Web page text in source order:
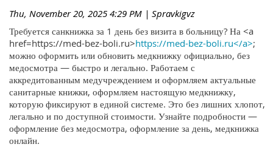
Thu, November 20, 2025 4:29 PM | Spravkigvz
Требуется санкнижка за 1 день без визита в больницу? На <a
href=https://med-bez-boli.ru>https://med-bez-boli.ru</a>;
можно оформить или обновить медкнижку официально, без
медосмотра — быстро и легально. Работаем с
аккредитованным медучреждением и оформляем актуальные
санитарные книжки, оформляем настоящую медкнижку,
которую фиксируют в единой системе. Это без лишних хлопот,
легально и по доступной стоимости. Узнайте подробности —
оформление без медосмотра, оформление за день, медкнижка
онлайн.